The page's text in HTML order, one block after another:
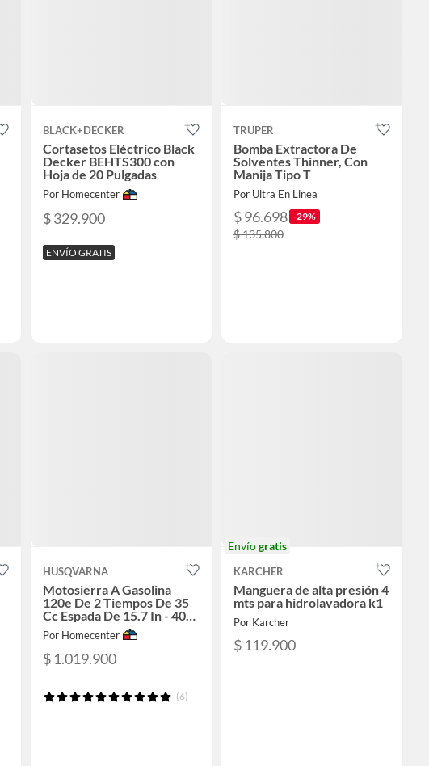
BLACK+DECKER
Cortasetos Eléctrico Black
Decker BEHTS300 con
Hoja de 20 Pulgadas
Por Homecenter
$ 329.900
ENVÍO GRATIS
TRUPER
Bomba Extractora De
Solventes Thinner, Con
Manija Tipo T
Por Ultra En Linea
$ 96.698 -29%
$ 135.800
HUSQVARNA
Motosierra A Gasolina
120e De 2 Tiempos De 35
Cc Espada De 15.7 In - 40
Cm
Por Homecenter
$ 1.019.900
(6)
Envíogratis
KARCHER
Manguera de alta presión 4
mts para hidrolavadora k1
Por Karcher
$ 119.900